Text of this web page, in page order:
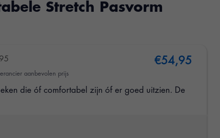
Stretch Pasvorm
aanbevolen prijs
€54,95
die óf comfortabel zijn óf er goed uitzien. De